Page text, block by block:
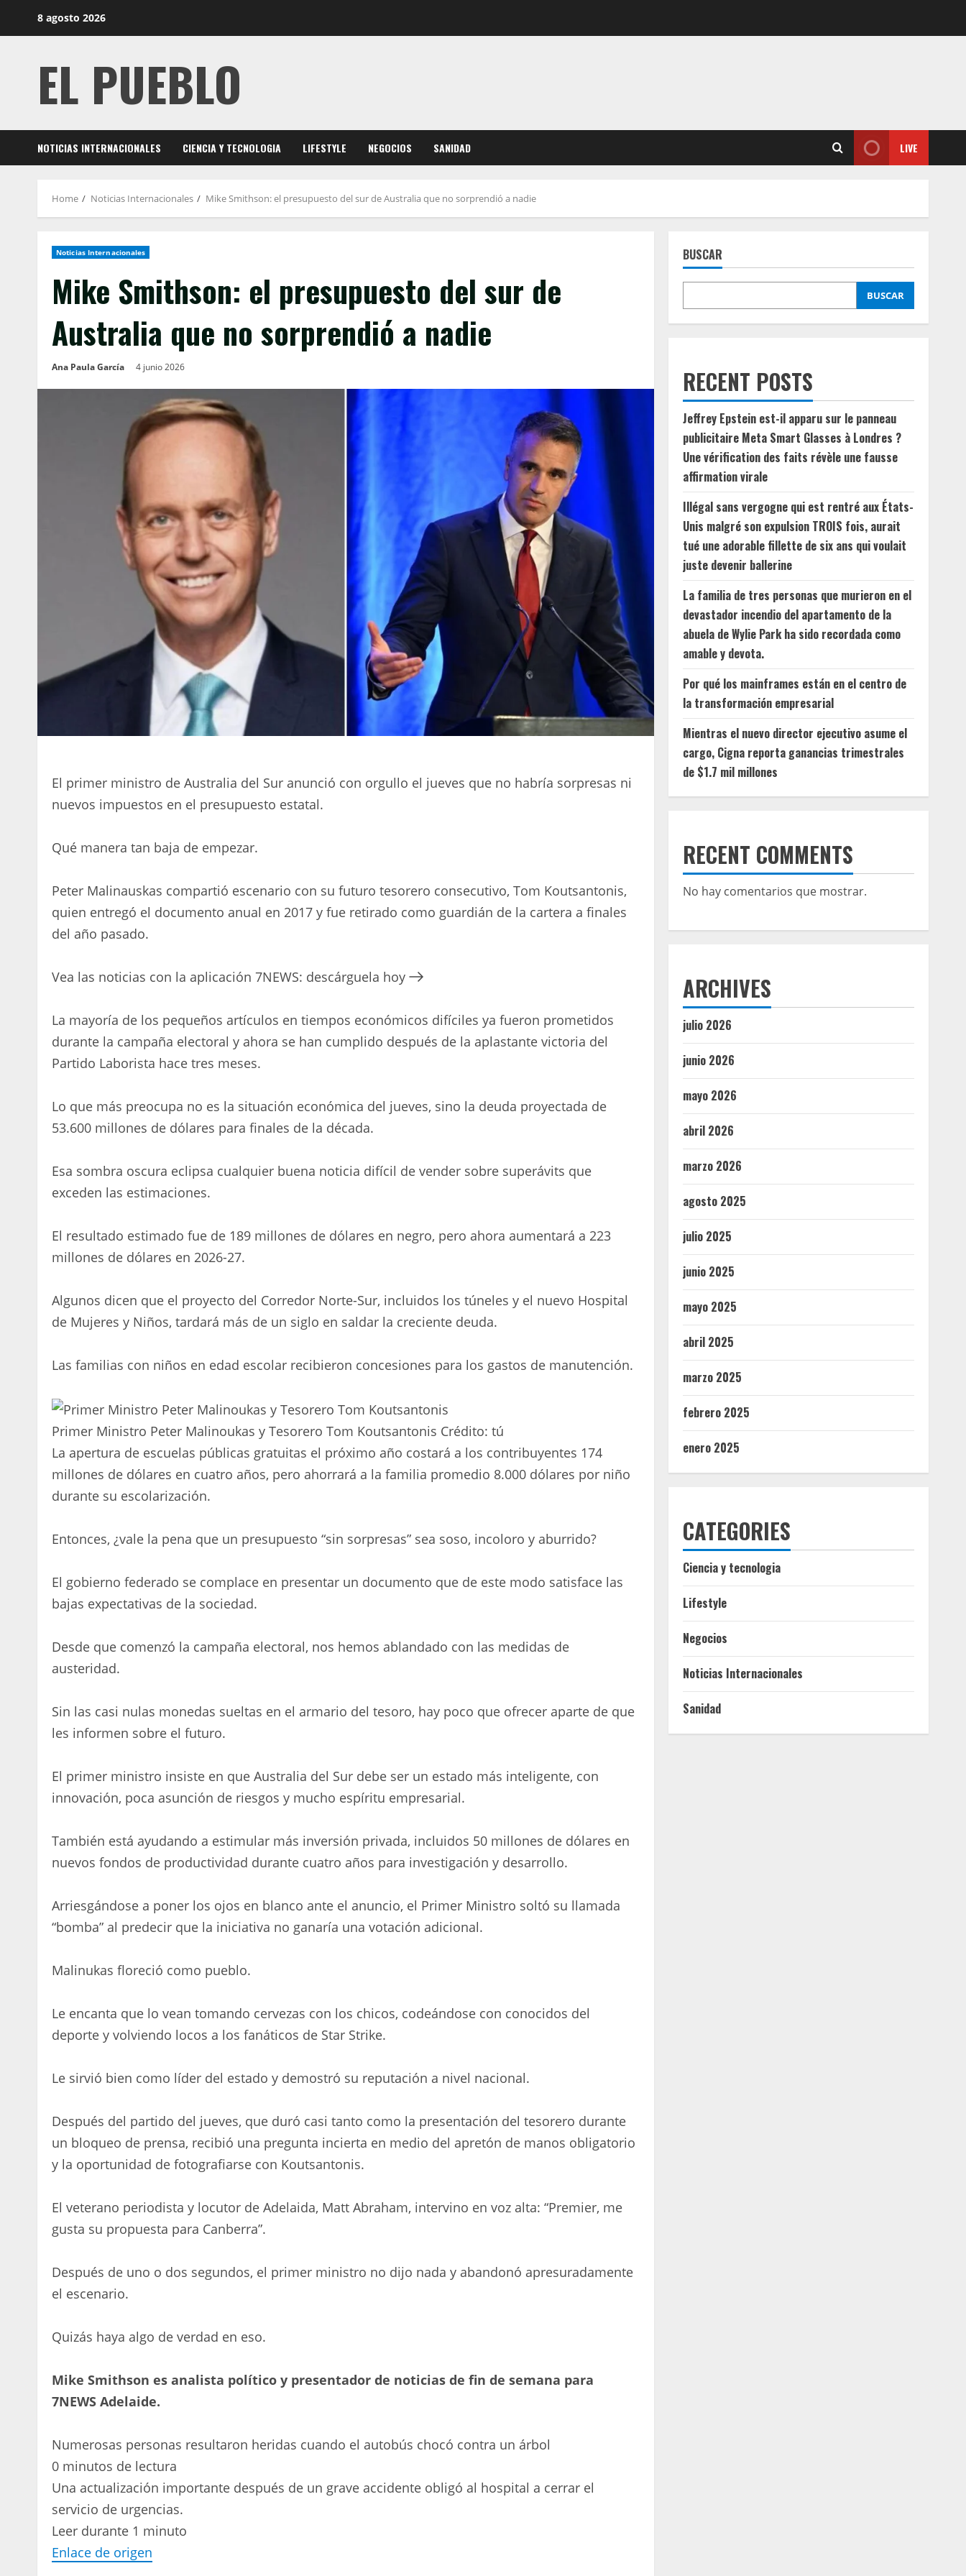
8 agosto 2026
EL PUEBLO
NOTICIAS INTERNACIONALES CIENCIA Y TECNOLOGIA LIFESTYLE NEGOCIOS SANIDAD LIVE
Home Noticias Internacionales Mike Smithson: el presupuesto del sur de Australia que no sorprendió a nadie
Noticias Internacionales
Mike Smithson: el presupuesto del sur de
Australia que no sorprendió a nadie
Ana Paula García 4 junio 2026
El primer ministro de Australia del Sur anunció con orgullo el jueves que no habría sorpresas ni
nuevos impuestos en el presupuesto estatal.
Qué manera tan baja de empezar.
Peter Malinauskas compartió escenario con su futuro tesorero consecutivo, Tom Koutsantonis,
quien entregó el documento anual en 2017 y fue retirado como guardián de la cartera a finales
del año pasado.
Vea las noticias con la aplicación 7NEWS: descárguela hoy
La mayoría de los pequeños artículos en tiempos económicos difíciles ya fueron prometidos
durante la campaña electoral y ahora se han cumplido después de la aplastante victoria del
Partido Laborista hace tres meses.
Lo que más preocupa no es la situación económica del jueves, sino la deuda proyectada de
53.600 millones de dólares para finales de la década.
Esa sombra oscura eclipsa cualquier buena noticia difícil de vender sobre superávits que
exceden las estimaciones.
El resultado estimado fue de 189 millones de dólares en negro, pero ahora aumentará a 223
millones de dólares en 2026-27.
Algunos dicen que el proyecto del Corredor Norte-Sur, incluidos los túneles y el nuevo Hospital
de Mujeres y Niños, tardará más de un siglo en saldar la creciente deuda.
Las familias con niños en edad escolar recibieron concesiones para los gastos de manutención.
Primer Ministro Peter Malinoukas y Tesorero Tom Koutsantonis Crédito: tú
La apertura de escuelas públicas gratuitas el próximo año costará a los contribuyentes 174
millones de dólares en cuatro años, pero ahorrará a la familia promedio 8.000 dólares por niño
durante su escolarización.
Entonces, ¿vale la pena que un presupuesto “sin sorpresas” sea soso, incoloro y aburrido?
El gobierno federado se complace en presentar un documento que de este modo satisface las
bajas expectativas de la sociedad.
Desde que comenzó la campaña electoral, nos hemos ablandado con las medidas de
austeridad.
Sin las casi nulas monedas sueltas en el armario del tesoro, hay poco que ofrecer aparte de que
les informen sobre el futuro.
El primer ministro insiste en que Australia del Sur debe ser un estado más inteligente, con
innovación, poca asunción de riesgos y mucho espíritu empresarial.
También está ayudando a estimular más inversión privada, incluidos 50 millones de dólares en
nuevos fondos de productividad durante cuatro años para investigación y desarrollo.
Arriesgándose a poner los ojos en blanco ante el anuncio, el Primer Ministro soltó su llamada
“bomba” al predecir que la iniciativa no ganaría una votación adicional.
Malinukas floreció como pueblo.
Le encanta que lo vean tomando cervezas con los chicos, codeándose con conocidos del
deporte y volviendo locos a los fanáticos de Star Strike.
Le sirvió bien como líder del estado y demostró su reputación a nivel nacional.
Después del partido del jueves, que duró casi tanto como la presentación del tesorero durante
un bloqueo de prensa, recibió una pregunta incierta en medio del apretón de manos obligatorio
y la oportunidad de fotografiarse con Koutsantonis.
El veterano periodista y locutor de Adelaida, Matt Abraham, intervino en voz alta: “Premier, me
gusta su propuesta para Canberra”.
Después de uno o dos segundos, el primer ministro no dijo nada y abandonó apresuradamente
el escenario.
Quizás haya algo de verdad en eso.
Mike Smithson es analista político y presentador de noticias de fin de semana para
7NEWS Adelaide.
Numerosas personas resultaron heridas cuando el autobús chocó contra un árbol
0 minutos de lectura
Una actualización importante después de un grave accidente obligó al hospital a cerrar el
servicio de urgencias.
Leer durante 1 minuto
Enlace de origen
BUSCAR
BUSCAR
RECENT POSTS
Jeffrey Epstein est-il apparu sur le panneau
publicitaire Meta Smart Glasses à Londres ?
Une vérification des faits révèle une fausse
affirmation virale
Illégal sans vergogne qui est rentré aux États-
Unis malgré son expulsion TROIS fois, aurait
tué une adorable fillette de six ans qui voulait
juste devenir ballerine
La familia de tres personas que murieron en el
devastador incendio del apartamento de la
abuela de Wylie Park ha sido recordada como
amable y devota.
Por qué los mainframes están en el centro de
la transformación empresarial
Mientras el nuevo director ejecutivo asume el
cargo, Cigna reporta ganancias trimestrales
de $1.7 mil millones
RECENT COMMENTS
No hay comentarios que mostrar.
ARCHIVES
julio 2026
junio 2026
mayo 2026
abril 2026
marzo 2026
agosto 2025
julio 2025
junio 2025
mayo 2025
abril 2025
marzo 2025
febrero 2025
enero 2025
CATEGORIES
Ciencia y tecnologia
Lifestyle
Negocios
Noticias Internacionales
Sanidad